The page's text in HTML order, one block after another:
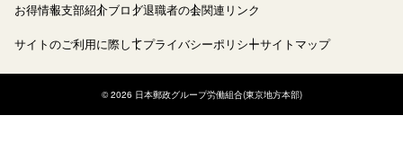
お得情報支部紹介ブログ退職者の会関連リンク
サイトのご利用に際してプライバシーポリシーサイトマップ
© 2026 日本郵政グループ労働組合(東京地方本部)